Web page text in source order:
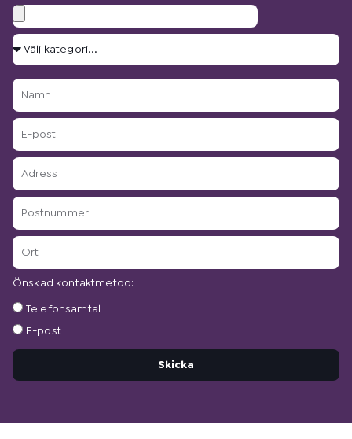
Bilagor
Välj
Namn
E-
post
Adress
Postnummer
Ort
Önskad kontaktmetod:
Önskad
Telefonsamtal
E-post
Skicka